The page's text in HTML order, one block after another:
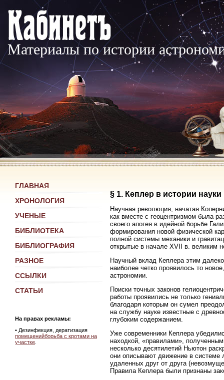
Материалы по истории
ГЛАВНАЯ
ХРОНОЛОГИЯ
УЧЕНЫЕ
БИБЛИОТЕКА
БИБЛИОГРАФИЯ
РАЗНОЕ
ССЫЛКИ
СТАТЬИ
На правах рекламы:
• Дезинфекция, дератизация
помещенийборьба с кротами на
участке
§ 1. Кеплер в истории науки
Научная революция, начатая
как вместе с геоцентризмом была
своего апогея в идейной борьбе
формирования новой физической
полной системы механики и
открытые в начале XVII в. великим
Научный вклад Кеплера этим
наиболее четко проявилось то
астрономии.
Поиски точных законов
работы проявились не только
благодаря которым он сумел
на службу науке известные с
глубоким содержанием.
Уже современники Кеплера
находкой, «правилами»,
несколько десятилетий Ньютон
они описывают движение в системе
удаленных друг от друга
Правила Кеплера были признаны